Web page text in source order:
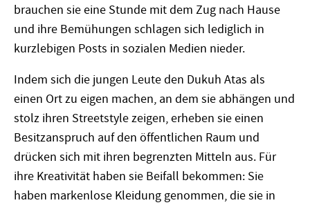
brauchen sie eine Stunde mit dem Zug nach Hause
und ihre Bemühungen schlagen sich lediglich in
kurzlebigen Posts in sozialen Medien nieder.
Indem sich die jungen Leute den Dukuh Atas als
einen Ort zu eigen machen, an dem sie abhängen und
stolz ihren Streetstyle zeigen, erheben sie einen
Besitzanspruch auf den öffentlichen Raum und
drücken sich mit ihren begrenzten Mitteln aus. Für
ihre Kreativität haben sie Beifall bekommen: Sie
haben markenlose Kleidung genommen, die sie in